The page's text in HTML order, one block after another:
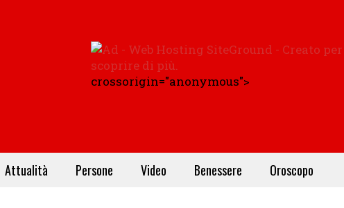
crossorigin="anonymous">
Attualità Persone Video Benessere Oroscopo